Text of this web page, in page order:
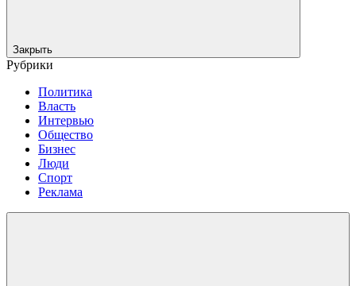
Закрыть
Рубрики
Политика
Власть
Интервью
Общество
Бизнес
Люди
Спорт
Реклама